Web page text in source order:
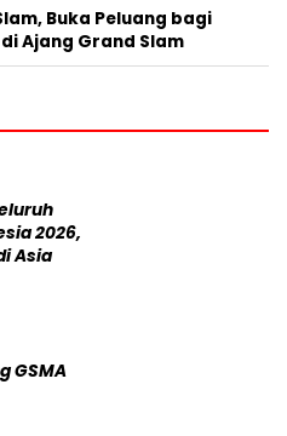
Buka Peluang bagi
Ajang Grand Slam
2026,
Asia
GSMA